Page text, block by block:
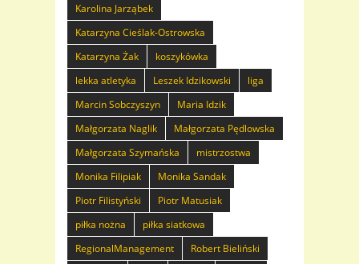
Karolina Jarząbek
Katarzyna Cieślak-Ostrowska
Katarzyna Żak
koszykówka
lekka atletyka
Leszek Idzikowski
liga
Marcin Sobczyszyn
Maria Idzik
Małgorzata Naglik
Małgorzata Pędlowska
Małgorzata Szymańska
mistrzostwa
Monika Filipiak
Monika Sandak
Piotr Filistyński
Piotr Matusiak
piłka nożna
piłka siatkowa
RegionalManagement
Robert Bieliński